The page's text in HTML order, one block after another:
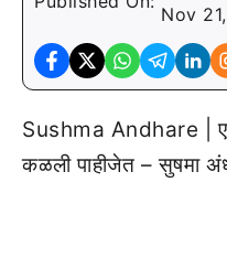
Nov
Sushma Andhare |
कळली पाहीजेत – सुषमा